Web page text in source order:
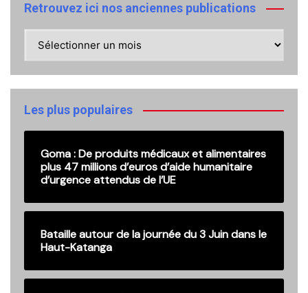
Retrouvez ici nos anciennes publications
anciennes
publications
Les plus populaires
Goma : De produits médicaux et alimentaires
plus 47 millions d’euros d’aide humanitaire
d’urgence attendus de l’UE
Bataille autour de la journée du 3 Juin dans le
Haut-Katanga